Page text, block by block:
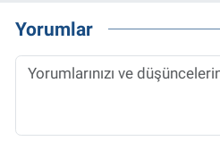
Yorumlar